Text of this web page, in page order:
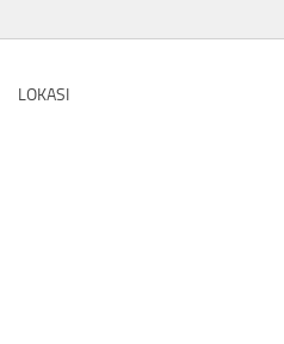
LOKASI